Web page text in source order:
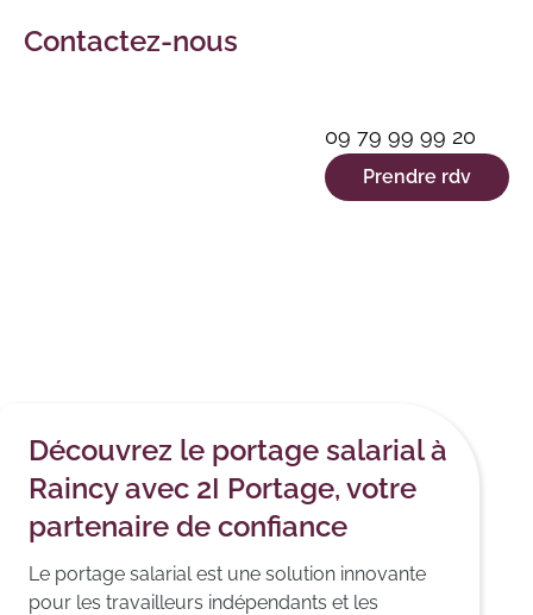
Contactez-nous
09 79 99 99 20
Prendre rdv
Découvrez le portage salarial à
Raincy avec 2I Portage, votre
partenaire de confiance
Le portage salarial est une solution innovante
pour les travailleurs indépendants et les